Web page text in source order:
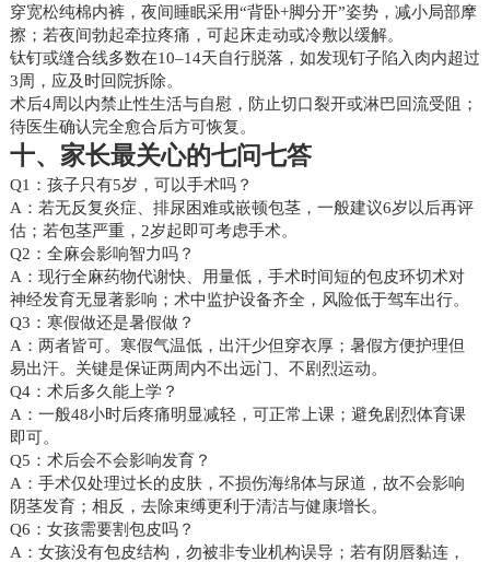
穿宽松纯棉内裤，夜间睡眠采用“背卧+脚分开”姿势，减小局部摩
擦；若夜间勃起牵拉疼痛，可起床走动或冷敷以缓解。
钛钉或缝合线多数在10–14天自行脱落，如发现钉子陷入肉内超过
3周，应及时回院拆除。
术后4周以内禁止性生活与自慰，防止切口裂开或淋巴回流受阻；
待医生确认完全愈合后方可恢复。
十、家长最关心的七问七答
Q1：孩子只有5岁，可以手术吗？
A：若无反复炎症、排尿困难或嵌顿包茎，一般建议6岁以后再评
估；若包茎严重，2岁起即可考虑手术。
Q2：全麻会影响智力吗？
A：现行全麻药物代谢快、用量低，手术时间短的包皮环切术对
神经发育无显著影响；术中监护设备齐全，风险低于驾车出行。
Q3：寒假做还是暑假做？
A：两者皆可。寒假气温低，出汗少但穿衣厚；暑假方便护理但
易出汗。关键是保证两周内不出远门、不剧烈运动。
Q4：术后多久能上学？
A：一般48小时后疼痛明显减轻，可正常上课；避免剧烈体育课
即可。
Q5：术后会不会影响发育？
A：手术仅处理过长的皮肤，不损伤海绵体与尿道，故不会影响
阴茎发育；相反，去除束缚更利于清洁与健康增长。
Q6：女孩需要割包皮吗？
A：女孩没有包皮结构，勿被非专业机构误导；若有阴唇黏连，